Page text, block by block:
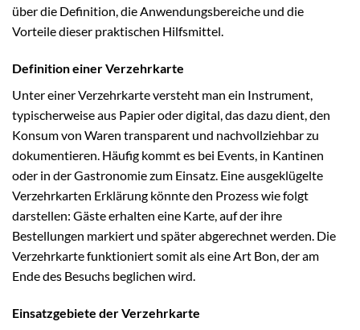
über die Definition, die Anwendungsbereiche und die
Vorteile dieser praktischen Hilfsmittel.
Definition einer Verzehrkarte
Unter einer Verzehrkarte versteht man ein Instrument,
typischerweise aus Papier oder digital, das dazu dient, den
Konsum von Waren transparent und nachvollziehbar zu
dokumentieren. Häufig kommt es bei Events, in Kantinen
oder in der Gastronomie zum Einsatz. Eine ausgeklügelte
Verzehrkarten Erklärung könnte den Prozess wie folgt
darstellen: Gäste erhalten eine Karte, auf der ihre
Bestellungen markiert und später abgerechnet werden. Die
Verzehrkarte funktioniert somit als eine Art Bon, der am
Ende des Besuchs beglichen wird.
Einsatzgebiete der Verzehrkarte